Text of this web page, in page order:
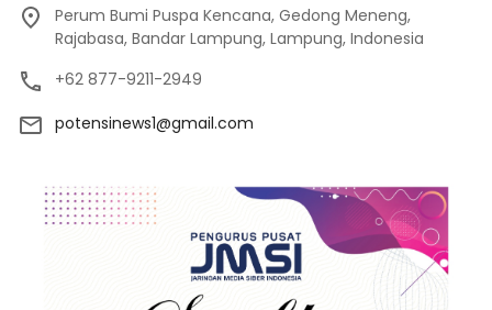
Perum Bumi Puspa Kencana, Gedong Meneng,
Rajabasa, Bandar Lampung, Lampung, Indonesia
+62 877-9211-2949
potensinews1@gmail.com